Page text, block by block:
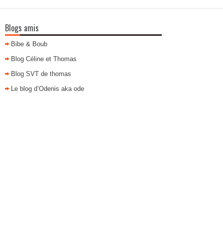
Blogs amis
Bibe & Boub
Blog Céline et Thomas
Blog SVT de thomas
Le blog d’Odenis aka ode